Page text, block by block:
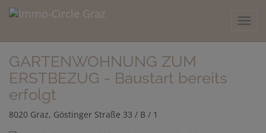
GARTENWOHNUNG ZUM
ERSTBEZUG - Baustart bereits
erfolgt
8020 Graz, Göstinger Straße 33 / B / 1